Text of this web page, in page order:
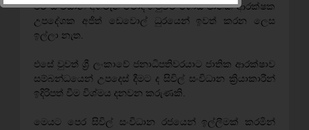
එම සංවිධාන අගමැති මෝදි හමුවට ගොස්‌ ජාතික ආරක්‌ෂක
උපදේශක අජිත් ඩෙවොල් ධුරයෙන් ඉවත් කරන ලෙස
ඉල්ලා නැත.
එසේ වුවත් ශ්‍රී ලංකාවේ ජනාධිපතිවරයාට ජාතික ආරක්‌ෂාව
සම්බන්ධයෙන් උපදෙස්‌ දීමට ද සිවිල් සංවිධාන ක්‍රියාකාරීන්
ඉදිරිපත් වීම විශ්මය දනවන කරුණකි.
මෙයට පෙර සිවිල් සංවිධාන රජයෙන් ඉල්ලීමක්‌ කරමින්